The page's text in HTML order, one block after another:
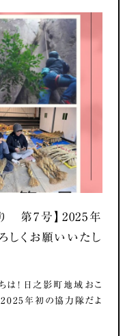
第7号】2025年
しくお願いいたし
！ 日之影町地域おこ
年初の協力隊だよ